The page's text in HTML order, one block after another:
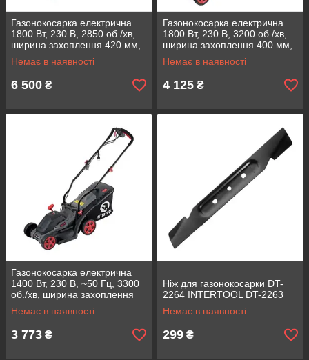
Газонокосарка електрична
1800 Вт, 230 В, 2850 об./хв,
ширина захоплення 420 мм,
INTERTOOL WT-1201
Немає в наявності
6 500 ₴
Газонокосарка електрична
1800 Вт, 230 В, 3200 об./хв,
ширина захоплення 400 мм,
INTERTOOL DT-2265
Немає в наявності
4 125 ₴
Газонокосарка електрична
1400 Вт, 230 В, ~50 Гц, 3300
об./хв, ширина захоплення
340 мм, INTERTOOL DT-2264
Немає в наявності
3 773 ₴
Ніж для газонокосарки DT-
2264 INTERTOOL DT-2263
Немає в наявності
299 ₴